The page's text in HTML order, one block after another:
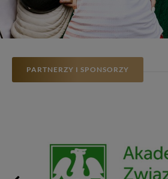
PARTNERZY I SPONSORZY